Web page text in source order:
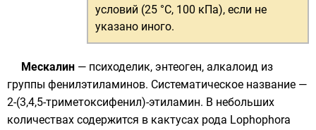
условий (25 °C, 100 кПа), если не
указано иного.
Мескалин — психоделик, энтеоген, алкалоид из
группы фенилэтиламинов. Систематическое название —
2-(3,4,5-триметоксифенил)-этиламин. В небольших
количествах содержится в кактусах рода Lophophora